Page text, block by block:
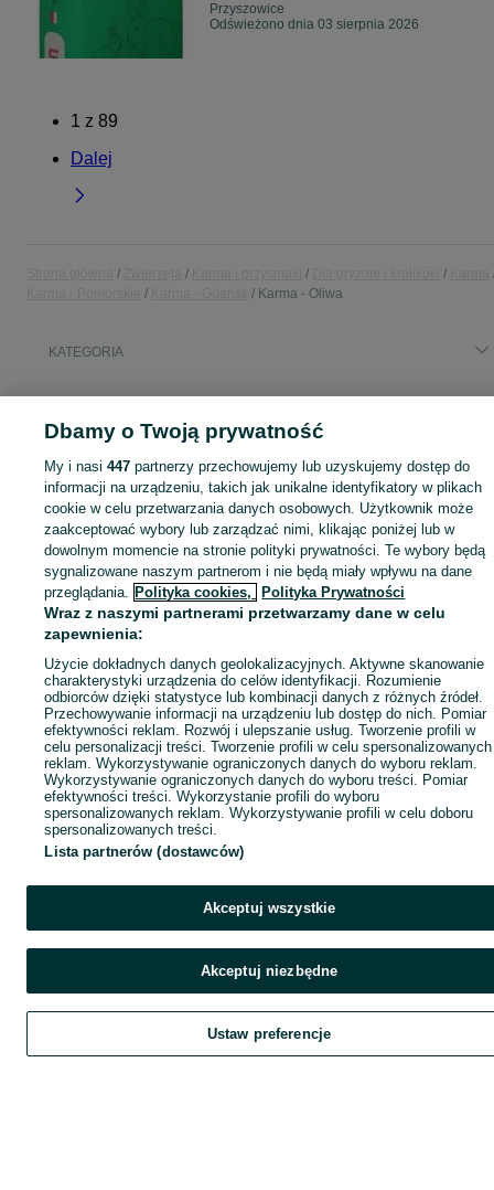
Przyszowice
Odświeżono dnia 03 sierpnia 2026
1 z 89
Dalej
Karma - Oliwa
KATEGORIA
Mapa kategorii
Mapa miejscowości
Mapa ministron
Popularne wyszukiwania
Szukaj Obserwujesz Dodaj Czat
Dbamy o Twoją prywatność
My i nasi447 partnerzy przechowujemy lub uzyskujemy dostęp do
informacji na urządzeniu, takich jak unikalne identyfikatory w plikach
cookie w celu przetwarzania danych osobowych. Użytkownik może
zaakceptować wybory lub zarządzać nimi, klikając poniżej lub w
dowolnym momencie na stronie polityki prywatności. Te wybory będą
sygnalizowane naszym partnerom i nie będą miały wpływu na dane
przeglądania. Polityka cookies, Polityka Prywatności
Wraz z naszymi partnerami przetwarzamy dane w celu
zapewnienia:
Użycie dokładnych danych geolokalizacyjnych. Aktywne skanowanie
charakterystyki urządzenia do celów identyfikacji. Rozumienie
odbiorców dzięki statystyce lub kombinacji danych z różnych źródeł.
Przechowywanie informacji na urządzeniu lub dostęp do nich. Pomiar
efektywności reklam. Rozwój i ulepszanie usług. Tworzenie profili w
celu personalizacji treści. Tworzenie profili w celu spersonalizowanych
reklam. Wykorzystywanie ograniczonych danych do wyboru reklam.
Wykorzystywanie ograniczonych danych do wyboru treści. Pomiar
efektywności treści. Wykorzystanie profili do wyboru
spersonalizowanych reklam. Wykorzystywanie profili w celu doboru
spersonalizowanych treści.
Lista partnerów (dostawców)
Akceptuj wszystkie
Akceptuj niezbędne
Ustaw preferencje